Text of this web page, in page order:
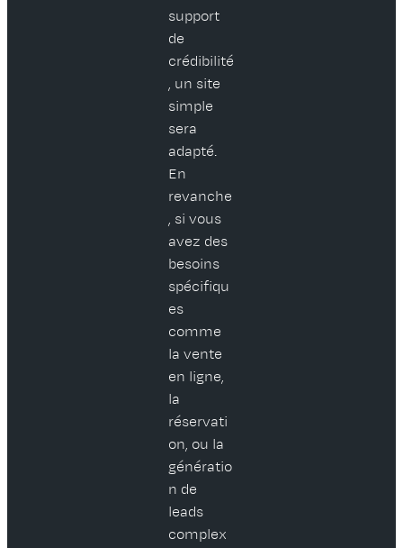
support
de
crédibilité
, un site
simple
sera
adapté.
En
revanche
, si vous
avez des
besoins
spécifiqu
es
comme
la vente
en ligne,
la
réservati
on, ou la
génératio
n de
leads
complex